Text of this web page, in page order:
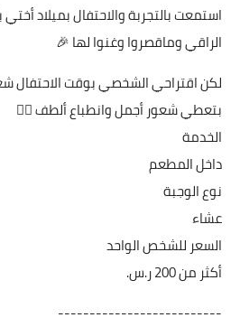
استمعت بالتجربة والاحتفال بميلاد أختي
الراقي وماقصروا وغنوا لها 🎉
لكن اقتراحي الشخصي بوقت الاحتفال
بتعطي شعور أجمل وانطباع ألطف 👍🏼
الخدمة
داخل المطعم
نوع الوجبة
عشاء
السعر للشخص الواحد
أكثر من ‏200 ر.س.‏
--------------------------